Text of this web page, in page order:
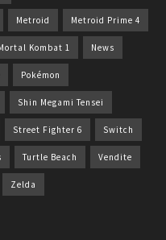
Metroid Metroid Prime 4
Kombat 1 News
Pokémon
Shin Megami Tensei
Street Fighter 6 Switch
Turtle Beach Vendite
Zelda